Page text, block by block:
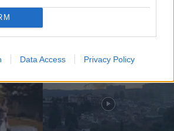
Data Access Privacy Policy